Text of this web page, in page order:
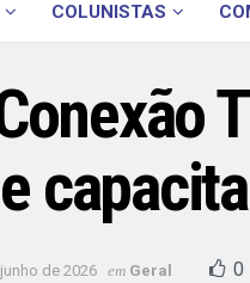
COLUNISTAS
de 2026 em Geral 0